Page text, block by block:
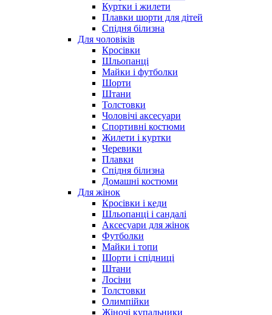
Куртки і жилети
Плавки шорти для дітей
Спідня білизна
Для чоловіків
Кросівки
Шльопанці
Майки і футболки
Шорти
Штани
Толстовки
Чоловічі аксесуари
Спортивні костюми
Жилети і куртки
Черевики
Плавки
Спідня білизна
Домашні костюми
Для жінок
Кросівки і кеди
Шльопанці і сандалі
Аксесуари для жінок
Футболки
Майки і топи
Шорти і спідниці
Штани
Лосіни
Толстовки
Олимпійки
Жіночі купальники